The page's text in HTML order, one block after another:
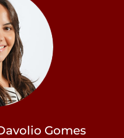
Gomes